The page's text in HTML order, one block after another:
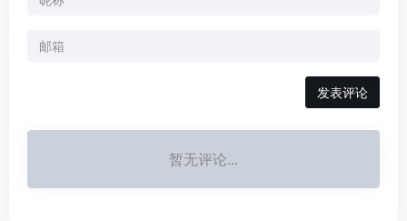
发表评论
暂无评论...